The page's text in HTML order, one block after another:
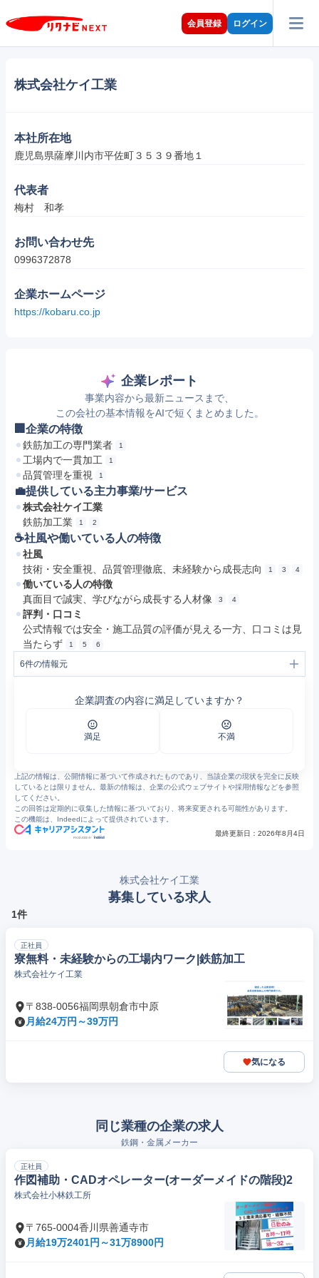
会員登録 ログイン
株式会社ケイ工業
本社所在地
鹿児島県薩摩川内市平佐町３５３９番地１
代表者
梅村　和孝
お問い合わせ先
0996372878
企業ホームページ
https://kobaru.co.jp
企業レポート
事業内容から最新ニュースまで、
この会社の基本情報をAIで短くまとめました。
🏢企業の特徴
鉄筋加工の専門業者 1
工場内で一貫加工 1
品質管理を重視 1
💼提供している主力事業/サービス
株式会社ケイ工業
鉄筋加工業
1 2
☕️社風や働いている人の特徴
社風
技術・安全重視、品質管理徹底、未経験から成長志向
1 3 4
働いている人の特徴
真面目で誠実、学びながら成長する人材像
3 4
評判・口コミ
公式情報では安全・施工品質の評価が見える一方、口コミは見
当たらず
1 5 6
6件の情報元
グループの会社案内 | 株式会社 小原グループ
㈱小原鉄筋工業 前田建設工業㈱より表彰 | お知らせ | 小原鉄筋工業
㈱小原鉄筋工業 若築建設㈱より表彰 | お知らせ | 小原鉄筋工業
企業調査の内容に満足していますか？
満足 不満
上記の情報は、公開情報に基づいて作成されたものであり、当該企業の現状を完全に反映
しているとは限りません。最新の情報は、企業の公式ウェブサイトや採用情報などを参照
してください。
この回答は定期的に収集した情報に基づいており、将来変更される可能性があります。
この機能は、Indeedによって提供されています。
最終更新日： 2026年8月4日
株式会社ケイ工業
募集している求人
1件
正社員
寮無料・未経験からの工場内ワーク|鉄筋加工
株式会社ケイ工業
〒838-0056福岡県朝倉市中原
月給24万円～39万円
気になる
同じ業種の企業の求人
鉄鋼・金属メーカー
正社員
作図補助・CADオペレーター(オーダーメイドの階段)2
株式会社小林鉄工所
〒765-0004香川県善通寺市
月給19万2401円～31万8900円